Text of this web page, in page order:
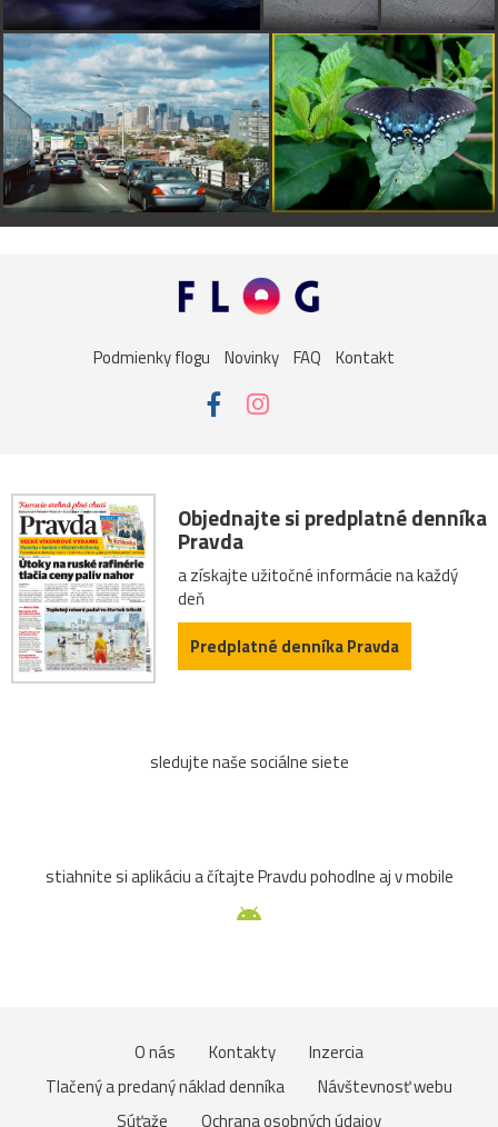
Podmienky flogu Novinky FAQ Kontakt
Objednajte si predplatné denníka
Pravda
a získajte užitočné informácie na každý
deň
Predplatné denníka Pravda
sledujte naše sociálne siete
stiahnite si aplikáciu a čítajte Pravdu pohodlne aj v mobile
O nás Kontakty
Inzercia
Tlačený a predaný náklad denníka
Návštevnosť webu
Súťaže
Ochrana osobných údajov